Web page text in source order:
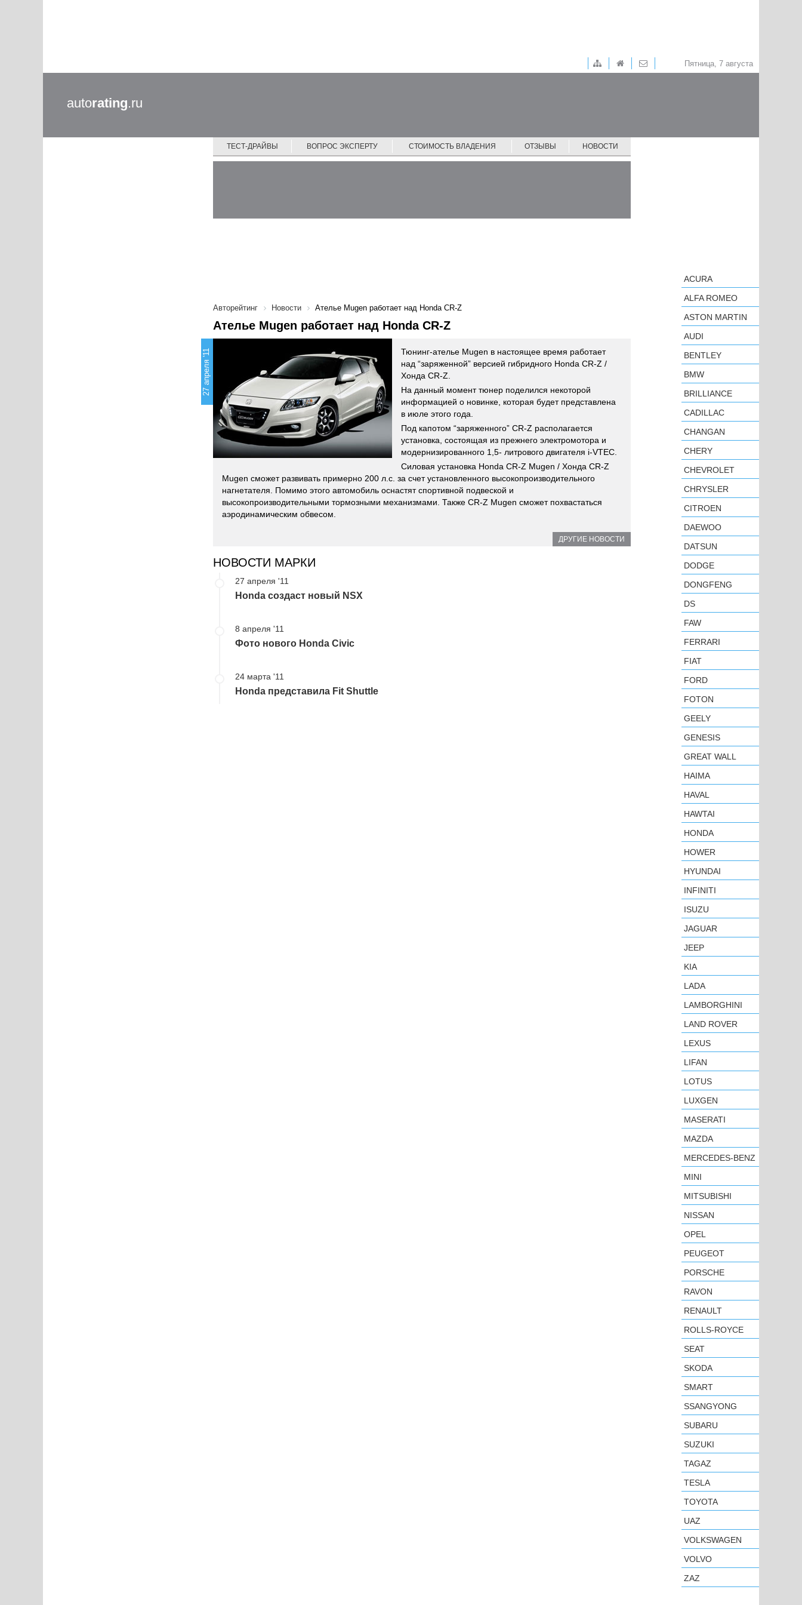
Пятница, 7 августа
autorating.ru
ТЕСТ-ДРАЙВЫ ВОПРОС ЭКСПЕРТУ СТОИМОСТЬ ВЛАДЕНИЯ ОТЗЫВЫ НОВОСТИ
Авторейтинг Новости Ателье Mugen работает над Honda CR-Z
Ателье Mugen работает над Honda CR-Z
27 апреля '11
Тюнинг-ателье Mugen в настоящее время работает
над “заряженной” версией гибридного Honda CR-Z /
Хонда CR-Z.
На данный момент тюнер поделился некоторой
информацией о новинке, которая будет представлена
в июле этого года.
Под капотом “заряженного” CR-Z располагается
установка, состоящая из прежнего электромотора и
модернизированного 1,5- литрового двигателя i-VTEC.
Силовая установка Honda CR-Z Mugen / Хонда CR-Z
Mugen сможет развивать примерно 200 л.с. за счет установленного высокопроизводительного
нагнетателя. Помимо этого автомобиль оснастят спортивной подвеской и
высокопроизводительными тормозными механизмами. Также CR-Z Mugen сможет похвастаться
аэродинамическим обвесом.
ДРУГИЕ НОВОСТИ
НОВОСТИ МАРКИ
27 апреля '11
Honda создаст новый NSX
8 апреля '11
Фото нового Honda Civic
24 марта '11
Honda представила Fit Shuttle
ACURA
ALFA ROMEO
ASTON MARTIN
AUDI
BENTLEY
BMW
BRILLIANCE
CADILLAC
CHANGAN
CHERY
CHEVROLET
CHRYSLER
CITROEN
DAEWOO
DATSUN
DODGE
DONGFENG
DS
FAW
FERRARI
FIAT
FORD
FOTON
GEELY
GENESIS
GREAT WALL
HAIMA
HAVAL
HAWTAI
HONDA
HOWER
HYUNDAI
INFINITI
ISUZU
JAGUAR
JEEP
KIA
LADA
LAMBORGHINI
LAND ROVER
LEXUS
LIFAN
LOTUS
LUXGEN
MASERATI
MAZDA
MERCEDES-BENZ
MINI
MITSUBISHI
NISSAN
OPEL
PEUGEOT
PORSCHE
RAVON
RENAULT
ROLLS-ROYCE
SEAT
SKODA
SMART
SSANGYONG
SUBARU
SUZUKI
TAGAZ
TESLA
TOYOTA
UAZ
VOLKSWAGEN
VOLVO
ZAZ